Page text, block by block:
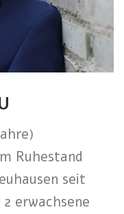
Ruhestand
seit
erwachsene